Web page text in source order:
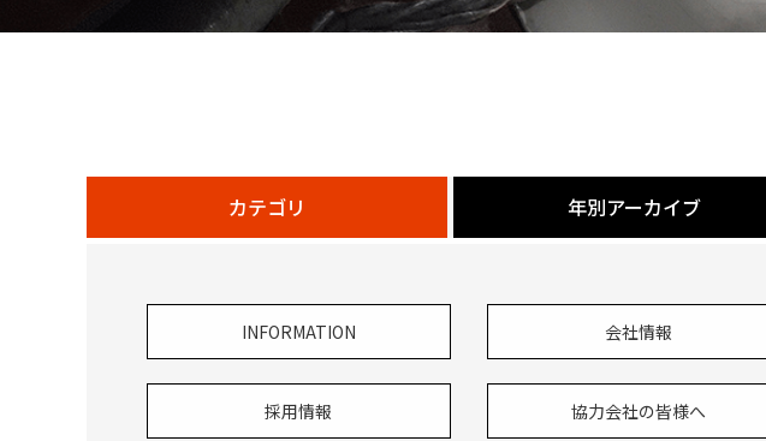
カテゴリ 年別アーカイブ
INFORMATION 会社情報
採用情報 協力会社の皆様へ